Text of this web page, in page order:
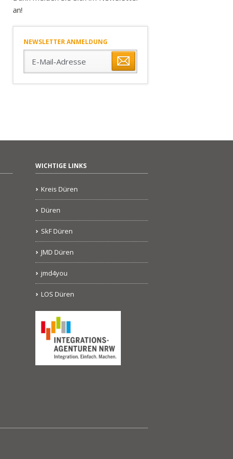
an!
NEWSLETTER ANMELDUNG
Mail-
WICHTIGE LINKS
Kreis Düren
Düren
SkF Düren
JMD Düren
jmd4you
LOS Düren